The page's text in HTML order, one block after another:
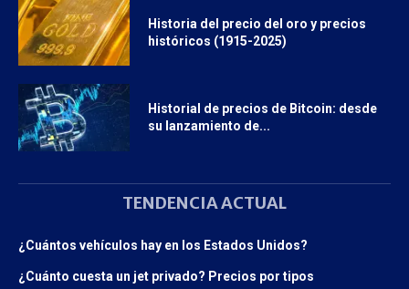
Historia del precio del oro y precios
históricos (1915-2025)
Historial de precios de Bitcoin: desde
su lanzamiento de...
TENDENCIA ACTUAL
¿Cuántos vehículos hay en los Estados Unidos?
¿Cuánto cuesta un jet privado? Precios por tipos